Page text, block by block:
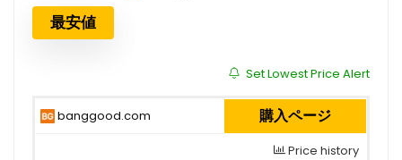
最安値
Set Lowest Price Alert
banggood.com 購入ページ
Price history